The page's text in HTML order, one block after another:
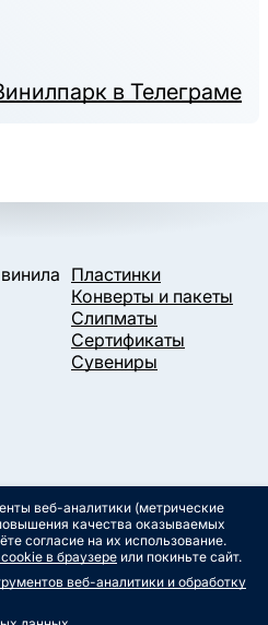
в Телеграме
Пластинки
Конверты и пакеты
Слипматы
Сертификаты
Сувениры
веб-аналитики (метрические
качества оказываемых
согласие на их использование.
в браузере или покиньте сайт.
веб-аналитики и обработку